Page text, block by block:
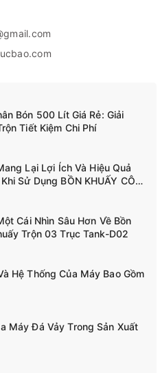
Bón 500 Lít Giá Rẻ: Giải
Tiết Kiệm Chi Phí
Lại Lợi Ích Và Hiệu Quả
Sử Dụng BỒN KHUẤY CÔNG
Cái Nhìn Sâu Hơn Về Bồn
Trộn 03 Trục Tank-D02
Hệ Thống Của Máy Bao Gồm
Máy Đá Vảy Trong Sản Xuất